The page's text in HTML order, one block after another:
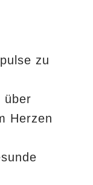
zu
über
Herzen